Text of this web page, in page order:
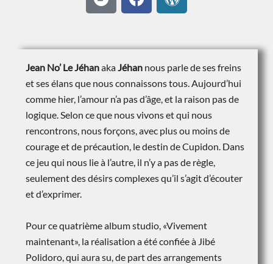
Jean No’ Le JéhanakaJéhan nous parle de ses freins
et ses élans que nous connaissons tous. Aujourd’hui
comme hier, l’amour n’a pas d’âge, et la raison pas de
logique. Selon ce que nous vivons et qui nous
rencontrons, nous forçons, avec plus ou moins de
courage et de précaution, le destin de Cupidon. Dans
ce jeu qui nous lie à l’autre, il n’y a pas de règle,
seulement des désirs complexes qu’il s’agit d’écouter
et d’exprimer.
Pour ce quatrième album studio, «Vivement
maintenant», la réalisation a été confiée à Jibé
Polidoro, qui aura su, de part des arrangements